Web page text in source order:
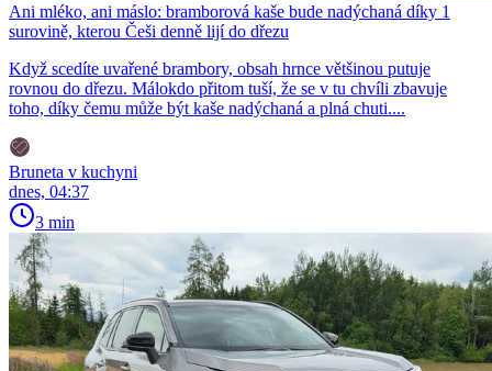
Ani mléko, ani máslo: bramborová kaše bude nadýchaná díky 1
surovině, kterou Češi denně lijí do dřezu
Když scedíte uvařené brambory, obsah hrnce většinou putuje
rovnou do dřezu. Málokdo přitom tuší, že se v tu chvíli zbavuje
toho, díky čemu může být kaše nadýchaná a plná chuti....
Bruneta v kuchyni
dnes, 04:37
3 min